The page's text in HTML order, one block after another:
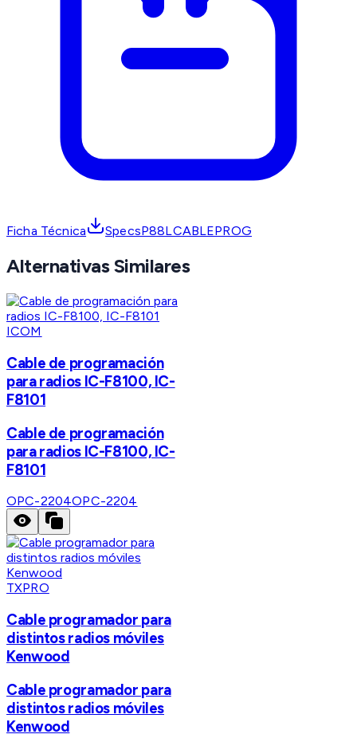
Ficha Técnica SpecsP88LCABLEPROG
Alternativas Similares
ICOM
Cable de programación
para radios IC-F8100, IC-
F8101
Cable de programación
para radios IC-F8100, IC-
F8101
OPC-2204OPC-2204
TXPRO
Cable programador para
distintos radios móviles
Kenwood
Cable programador para
distintos radios móviles
Kenwood